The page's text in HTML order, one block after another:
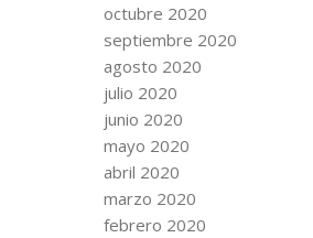
octubre 2020
septiembre 2020
agosto 2020
julio 2020
junio 2020
mayo 2020
abril 2020
marzo 2020
febrero 2020